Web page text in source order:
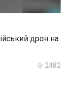
дрон на
2482